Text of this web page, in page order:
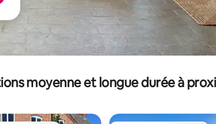
moyenne et longue durée à